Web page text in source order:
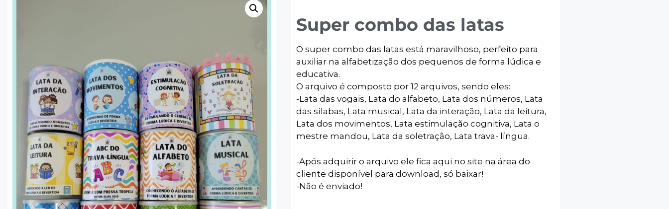
Super combo das latas
O super combo das latas está maravilhoso, perfeito para
auxiliar na alfabetização dos pequenos de forma lúdica e
educativa.
O arquivo é composto por 12 arquivos, sendo eles:
-Lata das vogais, Lata do alfabeto, Lata dos números, Lata
das sílabas, Lata musical, Lata da interação, Lata da leitura,
Lata dos movimentos, Lata estimulação cognitiva, Lata o
mestre mandou, Lata da soletração, Lata trava- língua.
-Após adquirir o arquivo ele fica aqui no site na área do
cliente disponível para download, só baixar!
-Não é enviado!